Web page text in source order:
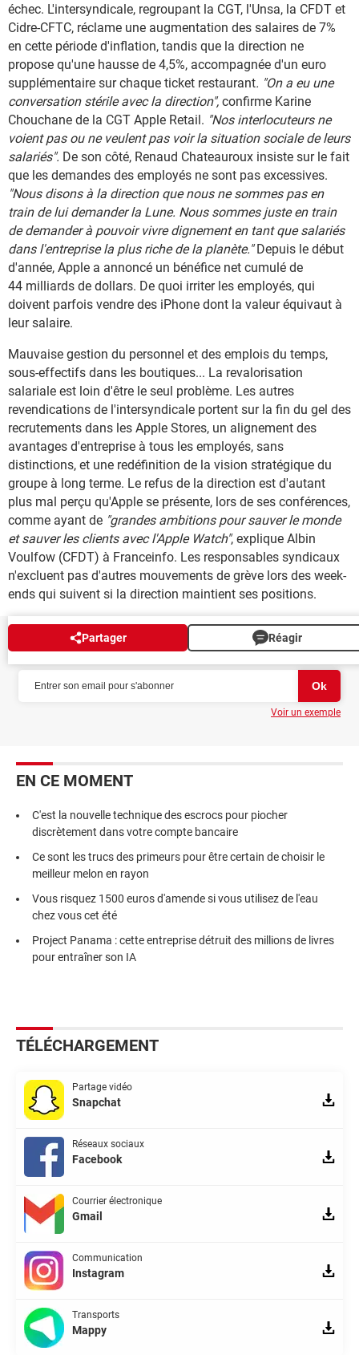
échec. L'intersyndicale, regroupant la CGT, l'Unsa, la CFDT et
Cidre-CFTC, réclame une augmentation des salaires de 7%
en cette période d'inflation, tandis que la direction ne
propose qu'une hausse de 4,5%, accompagnée d'un euro
supplémentaire sur chaque ticket restaurant. "On a eu une
conversation stérile avec la direction", confirme Karine
Chouchane de la CGT Apple Retail. "Nos interlocuteurs ne
voient pas ou ne veulent pas voir la situation sociale de leurs
salariés". De son côté, Renaud Chateauroux insiste sur le fait
que les demandes des employés ne sont pas excessives.
"Nous disons à la direction que nous ne sommes pas en
train de lui demander la Lune. Nous sommes juste en train
de demander à pouvoir vivre dignement en tant que salariés
dans l'entreprise la plus riche de la planète."Depuis le début
d'année, Apple a annoncé un bénéfice net cumulé de
44 milliards de dollars. De quoi irriter les employés, qui
doivent parfois vendre des iPhone dont la valeur équivaut à
leur salaire.
Mauvaise gestion du personnel et des emplois du temps,
sous-effectifs dans les boutiques... La revalorisation
salariale est loin d'être le seul problème. Les autres
revendications de l'intersyndicale portent sur la fin du gel des
recrutements dans les Apple Stores, un alignement des
avantages d'entreprise à tous les employés, sans
distinctions, et une redéfinition de la vision stratégique du
groupe à long terme. Le refus de la direction est d'autant
plus mal perçu qu'Apple se présente, lors de ses conférences,
comme ayant de "grandes ambitions pour sauver le monde
et sauver les clients avec l'Apple Watch", explique Albin
Voulfow (CFDT) à Franceinfo. Les responsables syndicaux
n'excluent pas d'autres mouvements de grève lors des week-
ends qui suivent si la direction maintient ses positions.
Partager Réagir
NEWSLETTER
Voir un exemple
EN CE MOMENT
C'est la nouvelle technique des escrocs pour piocher
discrètement dans votre compte bancaire
Ce sont les trucs des primeurs pour être certain de choisir le
meilleur melon en rayon
Vous risquez 1500 euros d'amende si vous utilisez de l'eau
chez vous cet été
Project Panama : cette entreprise détruit des millions de livres
pour entraîner son IA
TÉLÉCHARGEMENT
Partage vidéo
Snapchat
Réseaux sociaux
Facebook
Courrier électronique
Gmail
Communication
Instagram
Transports
Mappy